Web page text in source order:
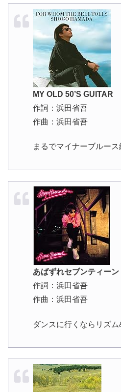
MY OLD 50’S GUITAR
作詞：浜田省吾
作曲：浜田省吾
まるでマイナーブルー
あばずれセブンティーン
作詞：浜田省吾
作曲：浜田省吾
ダンスに行くならリズム